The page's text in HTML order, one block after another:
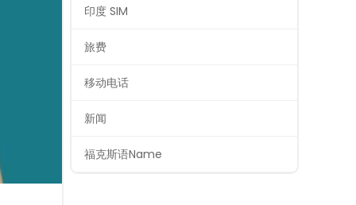
印度 SIM
旅费
移动电话
新闻
福克斯语Name